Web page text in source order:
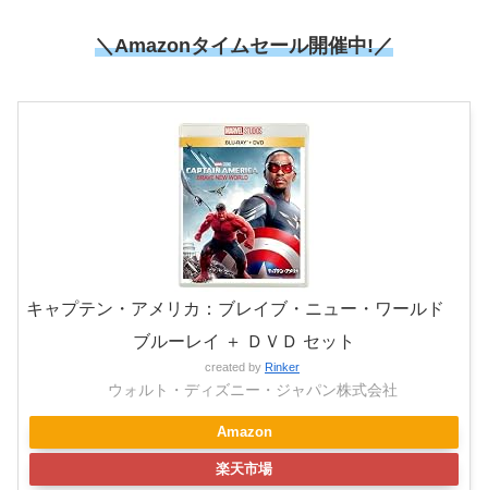
＼Amazonタイムセール開催中!／
キャプテン・アメリカ：ブレイブ・ニュー・ワールド
ブルーレイ ＋ ＤＶＤ セット
created by Rinker
ウォルト・ディズニー・ジャパン株式会社
Amazon
楽天市場